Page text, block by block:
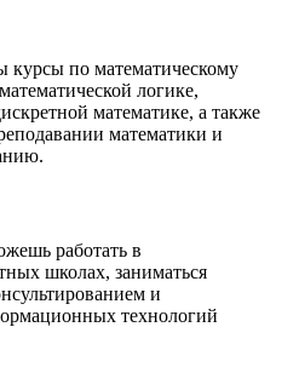
курсы по математическому
логике,
математике, а также
математики и
работать в
школах, заниматься
и
технологий